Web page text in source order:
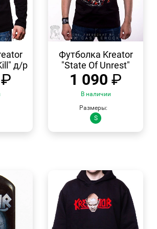
д/р
₽
ПРОСМОТР
Футболка Kreator
"State Of Unrest"
1 090 ₽
В наличии
Размеры:
S